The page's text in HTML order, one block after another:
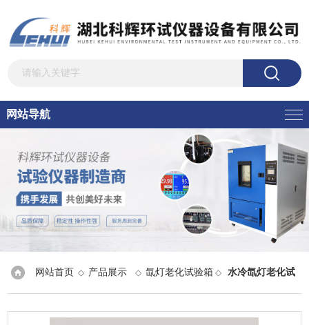
网站导航
网站首页 ◇ 产品展示 ◇氙灯老化试验箱 ◇水冷氙灯老化试
验箱> SN-900（水冷型）氙灯老化试验箱